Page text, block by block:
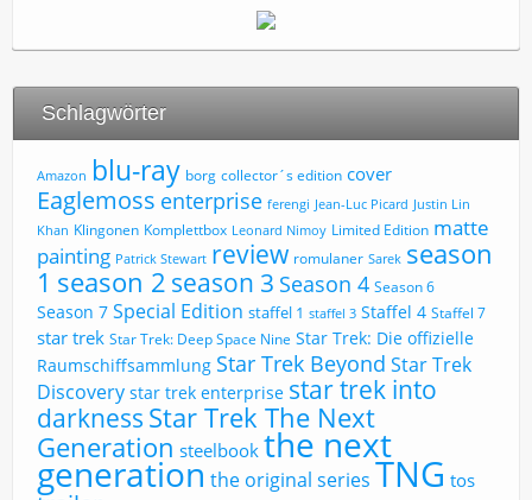
Schlagwörter
Amazon blu-ray borg collector´s edition cover
Eaglemoss enterprise ferengi Jean-Luc Picard Justin Lin
Khan Klingonen Komplettbox Leonard Nimoy Limited Edition matte
painting Patrick Stewart review romulaner Sarek season
1 season 2 season 3 Season 4 Season 6
Season 7 Special Edition staffel 1 staffel 3 Staffel 4 Staffel 7
star trek Star Trek: Deep Space Nine Star Trek: Die offizielle
Raumschiffsammlung Star Trek Beyond Star Trek
Discovery star trek enterprise star trek into
darkness Star Trek The Next
Generation steelbook the next
generation the original series TNG tos